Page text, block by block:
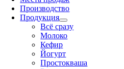
Производство
Продукция
Всё сразу
Молоко
Кефир
Йогурт
Простокваша